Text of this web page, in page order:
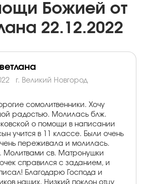
Божией от
22.12.2022
г. Великий Новгород
сомолитвенники. Хочу
радостью. Молилась блж.
о помощи в написании
учится в 11 классе. Были очень
переживала и молилась.
Молитвами св. Матронушки
справился с заданием, и
Благодарю Господа и
наших. Низкий поклон отцу